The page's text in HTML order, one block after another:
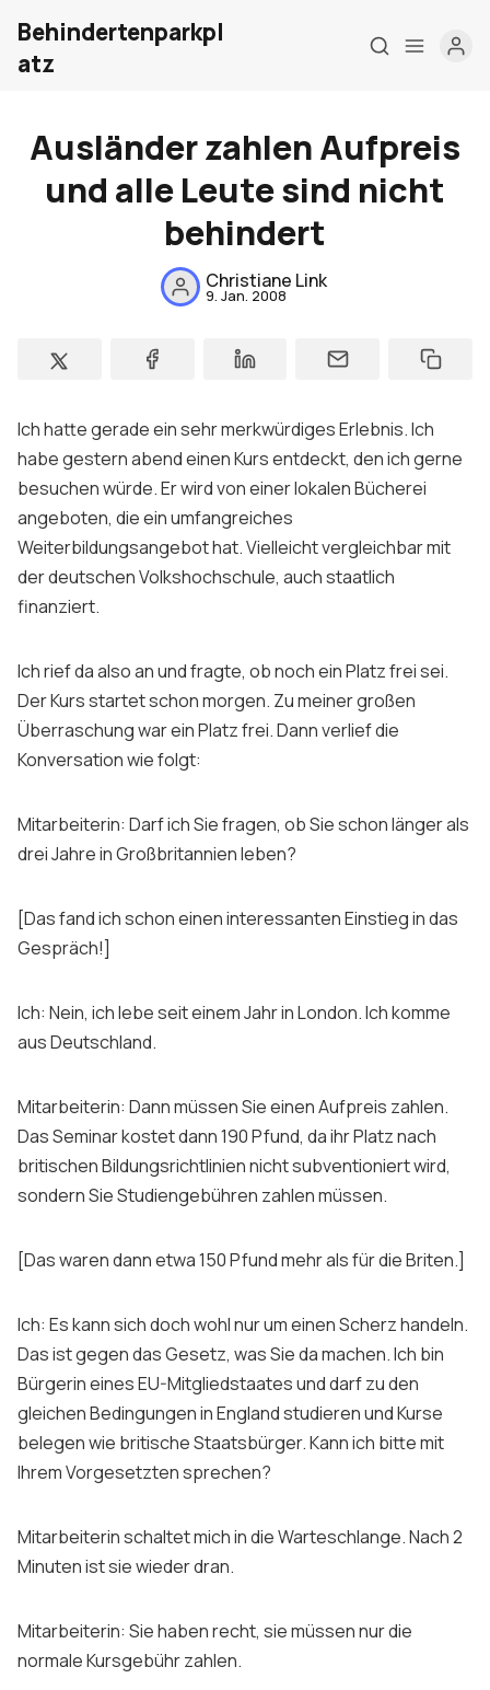
London Barrierefrei
Kontakt
Behindertenparkpl
atz
Ausländer zahlen Aufpreis
und alle Leute sind nicht
behindert
Christiane Link
9. Jan. 2008
Ich hatte gerade ein sehr merkwürdiges Erlebnis. Ich
habe gestern abend einen Kurs entdeckt, den ich gerne
besuchen würde. Er wird von einer lokalen Bücherei
angeboten, die ein umfangreiches
Weiterbildungsangebot hat. Vielleicht vergleichbar mit
der deutschen Volkshochschule, auch staatlich
finanziert.
Ich rief da also an und fragte, ob noch ein Platz frei sei.
Der Kurs startet schon morgen. Zu meiner großen
Überraschung war ein Platz frei. Dann verlief die
Konversation wie folgt:
Mitarbeiterin: Darf ich Sie fragen, ob Sie schon länger als
drei Jahre in Großbritannien leben?
[Das fand ich schon einen interessanten Einstieg in das
Gespräch!]
Ich: Nein, ich lebe seit einem Jahr in London. Ich komme
aus Deutschland.
Mitarbeiterin: Dann müssen Sie einen Aufpreis zahlen.
Das Seminar kostet dann 190 Pfund, da ihr Platz nach
britischen Bildungsrichtlinien nicht subventioniert wird,
sondern Sie Studiengebühren zahlen müssen.
[Das waren dann etwa 150 Pfund mehr als für die Briten.]
Ich: Es kann sich doch wohl nur um einen Scherz handeln.
Das ist gegen das Gesetz, was Sie da machen. Ich bin
Bürgerin eines EU-Mitgliedstaates und darf zu den
gleichen Bedingungen in England studieren und Kurse
belegen wie britische Staatsbürger. Kann ich bitte mit
Ihrem Vorgesetzten sprechen?
Mitarbeiterin schaltet mich in die Warteschlange. Nach 2
Minuten ist sie wieder dran.
Mitarbeiterin: Sie haben recht, sie müssen nur die
normale Kursgebühr zahlen.